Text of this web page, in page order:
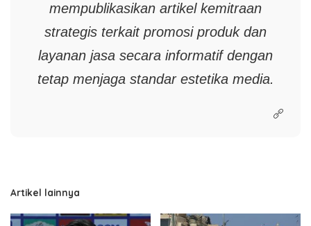
mempublikasikan artikel kemitraan
strategis terkait promosi produk dan
layanan jasa secara informatif dengan
tetap menjaga standar estetika media.
Artikel lainnya